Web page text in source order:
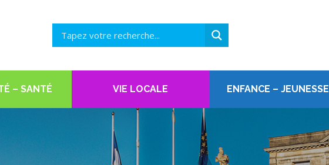
– SANTÉ VIE LOCALE ENFANCE – JEUNESSE